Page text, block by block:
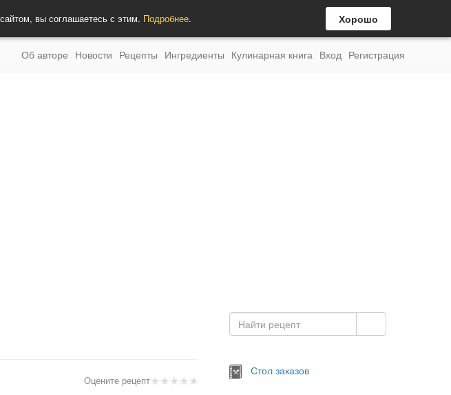
вы соглашаетесь с этим. Подробнее. Хорошо
Об авторе Новости Рецепты Ингредиенты Кулинарная книга Вход Регистрация
★★★★★
Оцените рецепт
Стол заказов